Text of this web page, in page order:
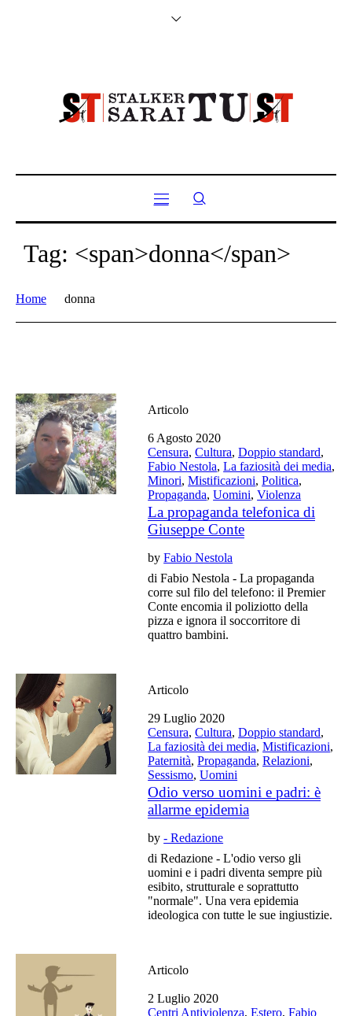
Tag: <span>donna</span>
Home donna
Articolo
6 Agosto 2020
Censura,Cultura,Doppio standard,
Fabio Nestola,La faziosità dei media,
Minori,Mistificazioni,Politica,
Propaganda,Uomini,Violenza
La propaganda telefonica di
Giuseppe Conte
byFabio Nestola
di Fabio Nestola - La propaganda
corre sul filo del telefono: il Premier
Conte encomia il poliziotto della
pizza e ignora il soccorritore di
quattro bambini.
Articolo
29 Luglio 2020
Censura,Cultura,Doppio standard,
La faziosità dei media,Mistificazioni,
Paternità,Propaganda,Relazioni,
Sessismo,Uomini
Odio verso uomini e padri: è
allarme epidemia
by- Redazione
di Redazione - L'odio verso gli
uomini e i padri diventa sempre più
esibito, strutturale e soprattutto
"normale". Una vera epidemia
ideologica con tutte le sue ingiustizie.
Articolo
2 Luglio 2020
Centri Antiviolenza,Estero,Fabio